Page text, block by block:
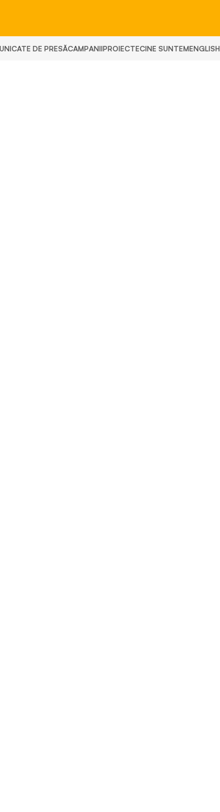
DE PRESĂCAMPANIIPROIECTECINE SUNTEMENGLISH